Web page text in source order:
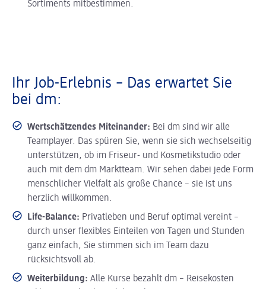
Sortiments mitbestimmen.
Ihr Job-Erlebnis – Das erwartet Sie
bei dm:
Wertschätzendes Miteinander: Bei dm sind wir alle
Teamplayer. Das spüren Sie, wenn sie sich wechselseitig
unterstützen, ob im Friseur- und Kosmetikstudio oder
auch mit dem dm Marktteam. Wir sehen dabei jede Form
menschlicher Vielfalt als große Chance – sie ist uns
herzlich willkommen.
Life-Balance: Privatleben und Beruf optimal vereint –
durch unser flexibles Einteilen von Tagen und Stunden
ganz einfach, Sie stimmen sich im Team dazu
rücksichtsvoll ab.
Weiterbildung: Alle Kurse bezahlt dm – Reisekosten